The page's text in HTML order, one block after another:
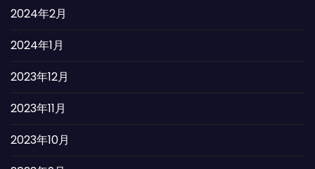
2024年2月
2024年1月
2023年12月
2023年11月
2023年10月